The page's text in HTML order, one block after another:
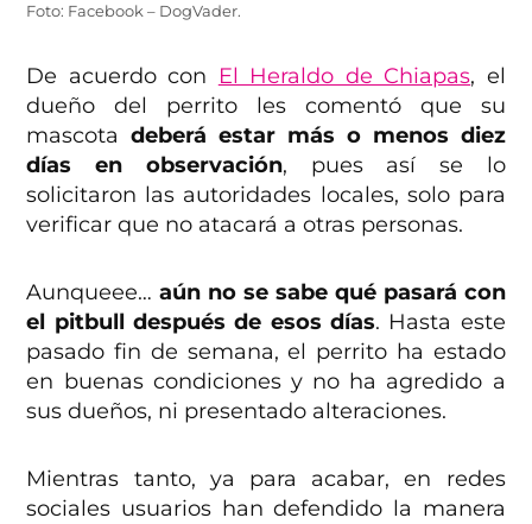
Foto: Facebook – DogVader.
De acuerdo con El Heraldo de Chiapas, el
dueño del perrito les comentó que su
mascotadeberá estar más o menos diez
días en observación, pues así se lo
solicitaron las autoridades locales, solo para
verificar que no atacará a otras personas.
Aunqueee…aún no se sabe qué pasará con
el pitbull después de esos días. Hasta este
pasado fin de semana, el perrito ha estado
en buenas condiciones y no ha agredido a
sus dueños, ni presentado alteraciones.
Mientras tanto, ya para acabar, en redes
sociales usuarios han defendido la manera